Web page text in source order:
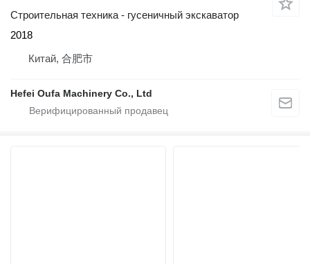
Строительная техника - гусеничный экскаватор
2018
Китай, 合肥市
Hefei Oufa Machinery Co., Ltd